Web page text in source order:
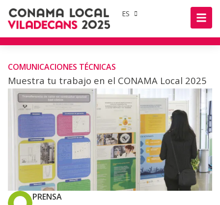
ES
COMUNICACIONES TÉCNICAS
Muestra tu trabajo en el CONAMA Local 2025
PRENSA